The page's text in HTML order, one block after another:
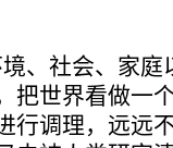
社会、家庭
把世界看做一
行调理，远远